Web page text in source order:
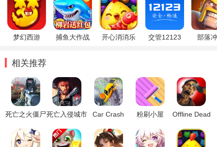
梦幻西游 捕鱼大作战 开心消消乐 交管12123 部落
相关推荐
死亡之火僵尸死亡入侵城市
(Death
Invasion City
Car Crash
of Death(死
亡之跃游戏
粉刷小屋
Offline Dead
Zombie
Warfare